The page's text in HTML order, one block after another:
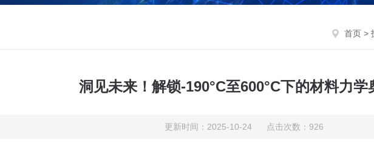
首页 >
洞见未来！解锁-190°C至600°C下的材料力学
更新时间：2025-10-24 点击次数：926